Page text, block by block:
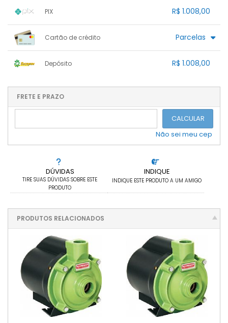
DÚVIDAS
TIRE SUAS DÚVIDAS SOBRE ESTE
PRODUTO
INDIQUE
INDIQUE ESTE PRODUTO A UM AMIGO
PIX R$ 1.008,00
.
Cartão de crédito Parcelas
....
Depósito R$ 1.008,00
...
...
FRETE E PRAZO
CALCULAR
Não sei meu cep
PRODUTOS RELACIONADOS